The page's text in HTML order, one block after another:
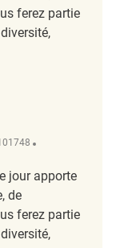
ferez partie
jour apporte
de
ferez partie